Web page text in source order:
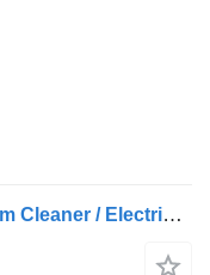
TICAB Manufacturer Street Vacuum Cleaner / Electric street vacuum